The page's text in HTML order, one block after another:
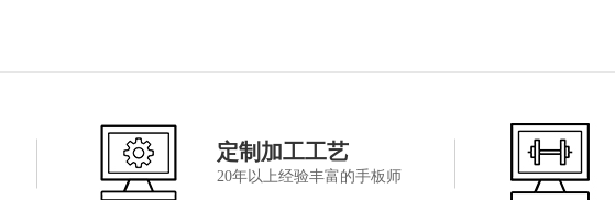
定制加工工艺
20年以上经验丰富的手板师